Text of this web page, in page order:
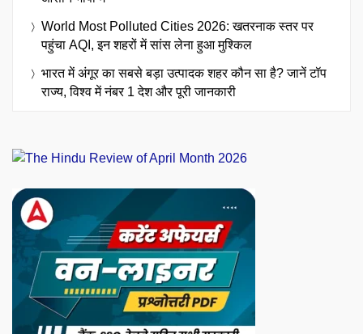
World Most Polluted Cities 2026: खतरनाक स्तर पर
पहुंचा AQI, इन शहरों में सांस लेना हुआ मुश्किल
भारत में अंगूर का सबसे बड़ा उत्पादक शहर कौन सा है? जानें टॉप
राज्य, विश्व में नंबर 1 देश और पूरी जानकारी